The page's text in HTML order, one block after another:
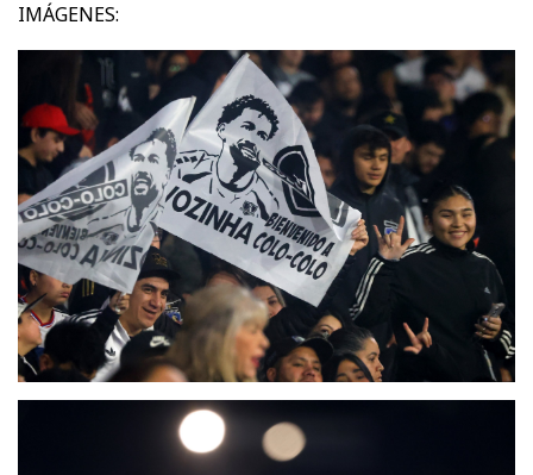
IMÁGENES: